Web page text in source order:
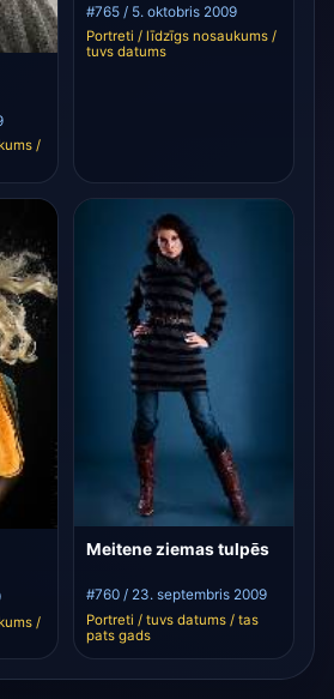
/
#765 / 5. oktobris 2009
Portreti / līdzīgs nosaukums /
tuvs datums
/
Meitene ziemas tulpēs
#760 / 23. septembris 2009
Portreti / tuvs datums / tas
pats gads